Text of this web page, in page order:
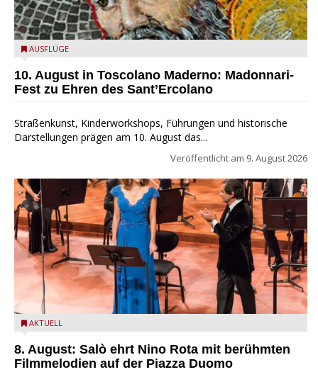
Toscolano Maderno: "Madonnari per Sant'Ercolano"
AUSFLÜGE
10. August in Toscolano Maderno: Madonnari-
Fest zu Ehren des Sant’Ercolano
Straßenkunst, Kinderworkshops, Führungen und historische
Darstellungen prägen am 10. August das...
Veröffentlicht am 9. August 2026
Estate Musicale del Garda: Salò ehrt Nino Rota
AKTUELL
8. August: Salò ehrt Nino Rota mit berühmten
Filmmelodien auf der Piazza Duomo